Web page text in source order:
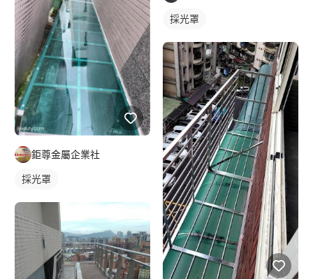
鉅尊金屬企業社
採光罩
採光罩